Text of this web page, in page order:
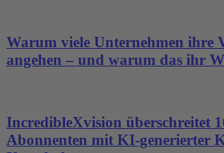
Warum viele Unternehmen ihre
angehen – und warum das ihr
IncredibleXvision überschreitet
Abonnenten mit KI-generierter